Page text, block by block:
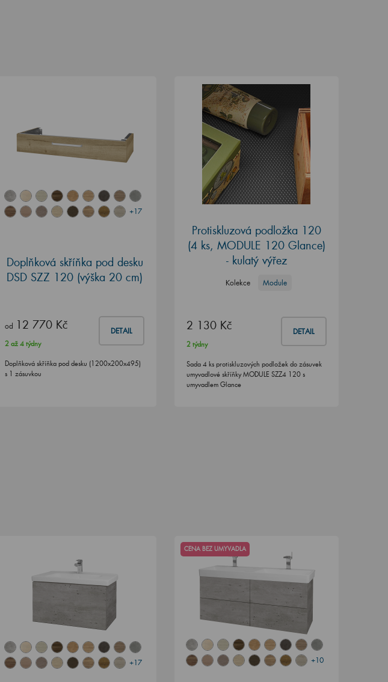
+17
Doplňková skříňka pod desku
DSD SZZ 120 (výška 20 cm)
od 12 770 Kč DETAIL
2 až 4 týdny
Doplňková skříňka pod desku (1200x200x495)
s 1 zásuvkou
Protiskluzová podložka 120
(4 ks, MODULE 120 Glance)
- kulatý výřez
Kolekce Module
2 130 Kč DETAIL
2 týdny
Sada 4 ks protiskluzových podložek do zásuvek
umyvadlové skříňky MODULE SZZ4 120 s
umyvadlem Glance
+17 +10
CENA BEZ UMYVADLA